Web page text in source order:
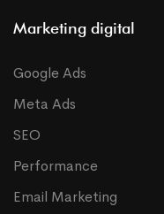
Marketing digital
Google Ads
Meta Ads
SEO
Performance
Email Marketing